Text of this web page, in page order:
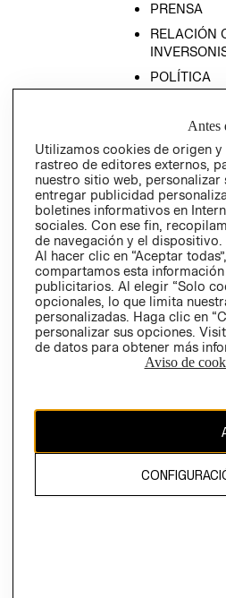
PRENSA
RELACIÓN
POLÍTICA
Ecuador ($)
propiedad de H&M Hennes & Mauritz
Antes
Utilizamos cookies de origen
rastreo de editores externos,
nuestro sitio web, personalizar
entregar publicidad
boletines informativos en
sociales. Con ese fin,
de navegación y el dispositivo.
Al hacer clic en “Aceptar
compartamos esta
publicitarios. Al elegir “Solo
opcionales, lo que limita
personalizadas. Haga clic en
personalizar sus opciones.
de datos para obtener más
Aviso de